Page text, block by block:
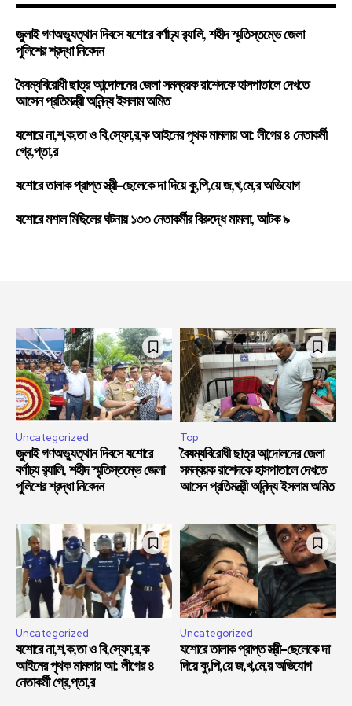
জুলাই গণঅভ্যুত্থান দিবসে যশোরে বর্ণাঢ্য র‍্যালি, শহীদ স্মৃতিস্তম্ভে জেলা
পুলিশের শ্রদ্ধা নিবেদন
বৈষম্যবিরোধী ছাত্র আন্দোলনের জেলা সমন্বয়ক রাশেদকে হাসপাতালে দেখতে
আসেন প্রতিমন্ত্রী অনিন্দ্য ইসলাম অমিত
যশোরে না,শ,ক,তা ও বি,স্ফো,র,ক আইনের পৃথক মামলায় আ: লীগের ৪ নেতাকর্মী
গ্রে,প্তা,র
যশোরে তালাক প্রাপ্ত স্ত্রী-ছেলেকে দা দিয়ে কু,পি,য়ে জ,খ,মে,র অভিযোগ
যশোরে মশাল মিছিলের ঘটনায় ১৩৩ নেতাকর্মীর বিরুদ্ধে মামলা, আটক ৯
Uncategorized
জুলাই গণঅভ্যুত্থান দিবসে যশোরে
বর্ণাঢ্য র‍্যালি, শহীদ স্মৃতিস্তম্ভে জেলা
পুলিশের শ্রদ্ধা নিবেদন
Top
বৈষম্যবিরোধী ছাত্র আন্দোলনের জেলা
সমন্বয়ক রাশেদকে হাসপাতালে দেখতে
আসেন প্রতিমন্ত্রী অনিন্দ্য ইসলাম অমিত
Uncategorized
যশোরে না,শ,ক,তা ও বি,স্ফো,র,ক
আইনের পৃথক মামলায় আ: লীগের ৪
নেতাকর্মী গ্রে,প্তা,র
Uncategorized
যশোরে তালাক প্রাপ্ত স্ত্রী-ছেলেকে দা
দিয়ে কু,পি,য়ে জ,খ,মে,র অভিযোগ